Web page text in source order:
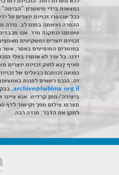
נמצאות בידי תיאטרון "הבימה".
ככל שהופרו זכויות יוצרים על
ההפרה נעשתה בתום לב. נודה
טעותנו ונתקנה מיד. אנו
זכויות יוצרים ומשקיעים
בחומרים המופיעים באתר, אשר
ידנו. כל עוד לא אותרו בעלי
נפגעה זכותכם כבעלים של
זה, הנכם רשאים לפנות
archive@habima.org.il
,
ביצירה/מתן קרדיט. אנא ציינו
תצרפו צילום מסך וקישור לדף
לתקן את הדבר. תודה רבה.